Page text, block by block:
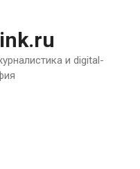
и digital-